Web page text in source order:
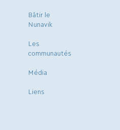
Bâtir le
Nunavik
Les
communautés
Média
Liens